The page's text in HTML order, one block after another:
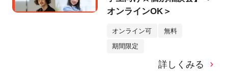
オンラインOK＞
オンライン可 無料
期間限定
詳しくみる